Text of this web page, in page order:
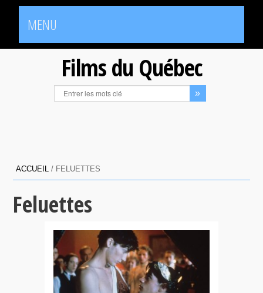
MENU
Films du Québec
ACCUEIL / FELUETTES
Feluettes